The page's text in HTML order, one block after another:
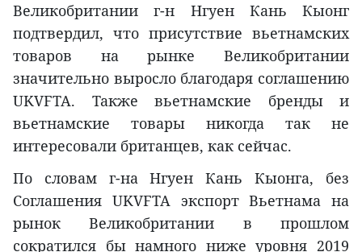
Великобритании г-н Нгуен Кань Кыонг
подтвердил, что присутствие вьетнамских
товаров на рынке Великобритании
значительно выросло благодаря соглашению
UKVFTA. Также вьетнамские бренды и
вьетнамские товары никогда так не
интересовали британцев, как сейчас.
По словам г-на Нгуен Кань Кыонга, без
Соглашения UKVFTA экспорт Вьетнама на
рынок Великобритании в прошлом
сократился бы намного ниже уровня 2019